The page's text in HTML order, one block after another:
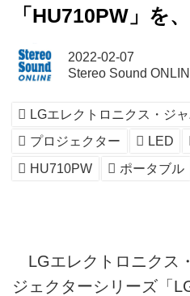
「HU710PW」を
2022-02-07
Stereo Sound
LGエレクトロニクス・ジ
プロジェクター
LED
HU710PW
ポータブル
LGエレクトロニクス
ジェクターシリーズ「